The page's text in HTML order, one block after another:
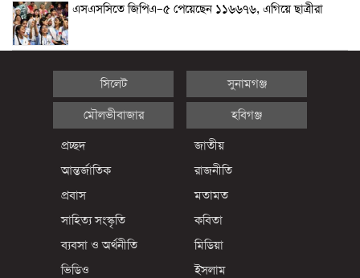
এসএসসিতে জিপিএ–৫ পেয়েছেন ১১৬৬৭৬, এগিয়ে ছাত্রীরা
সিলেট সুনামগঞ্জ
মৌলভীবাজার হবিগঞ্জ
প্রচ্ছদ
জাতীয়
আন্তর্জাতিক
রাজনীতি
প্রবাস
মতামত
সাহিত্য সংস্কৃতি
কবিতা
ব্যবসা ও অর্থনীতি
মিডিয়া
ভিডিও
ইসলাম